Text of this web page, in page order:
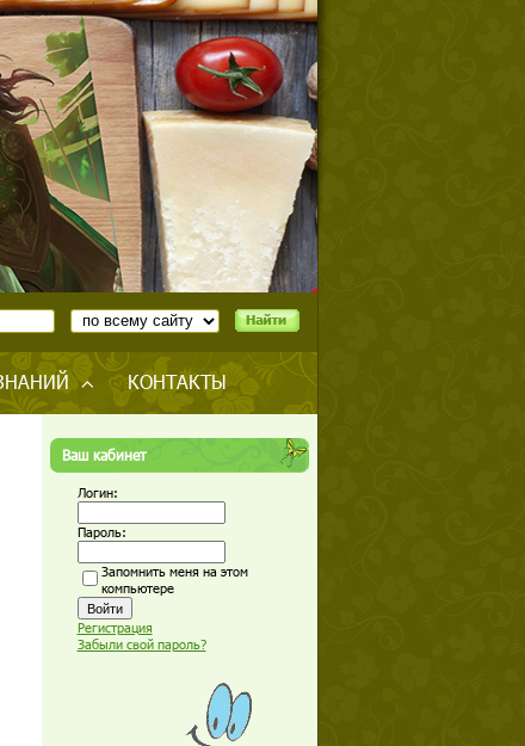
КОНТАКТЫ
Ваш кабинет
Логин:
Пароль:
Запомнить меня на этом
компьютере
Регистрация
Забыли свой пароль?